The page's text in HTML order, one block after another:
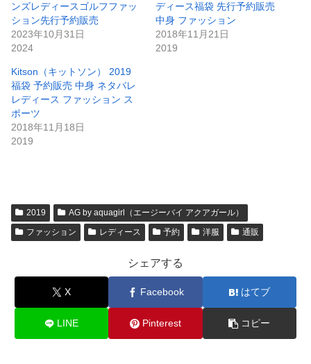
ンズレディースゴルフファッ
ション先行予約販売
2023年10月31日
2024
ディース福袋 先行予約販売
中身 ファッション
2018年11月21日
2019
Kitson（キットソン） 2019
福袋 予約販売 中身 ネタバレ
レディース ファッション ス
ポーツ
2018年11月18日
2019
2019
AG by aquagirl（エージーバイ アクアガール）
ファッション
レディース 予約 洋服 通販
シェアする
X Facebook はてブ
LINE Pinterest コピー